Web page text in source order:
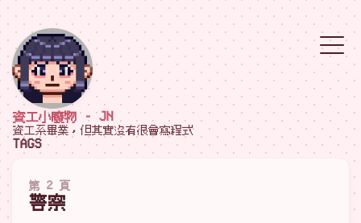
資工小廢物 - JN
資工系畢業，但其實沒有很會寫程式
TAGS
第 2 頁
警察